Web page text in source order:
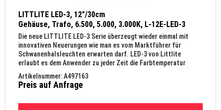
LITTLITE LED-3, 12"/30cm
Gehäuse, Trafo, 6.500, 5.000, 3.000K, L-12E-LED-3
Die neue LITTLITE LED-3 Serie überzeugt wieder einmal mit
innovativen Neuerungen wie man es vom Marktführer für
Schwanenhalsleuchten erwarten darf. LED-3 von Littlite
erlaubt es dem Anwender zu jeder Zeit die Farbtemperatur
seiner...
Artikelnummer: A497163
Preis auf Anfrage